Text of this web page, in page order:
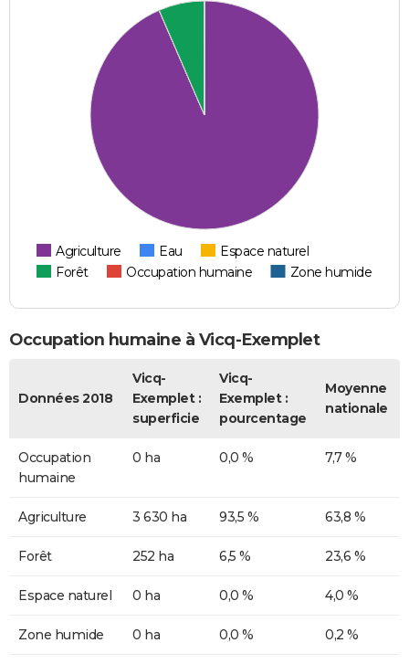
Agriculture Eau
Espace naturel
Forêt
Occupation humaine Zone humide
Occupation humaine à Vicq-Exemplet
Données 2018
Vicq-
Exemplet :
superficie
Vicq-
Exemplet :
pourcentage
Moyenne
nationale
Occupation
humaine
0 ha 0,0 % 7,7 %
Agriculture 3 630 ha 93,5 % 63,8 %
Forêt 252 ha 6,5 % 23,6 %
Espace naturel 0 ha 0,0 % 4,0 %
Zone humide 0 ha 0,0 % 0,2 %